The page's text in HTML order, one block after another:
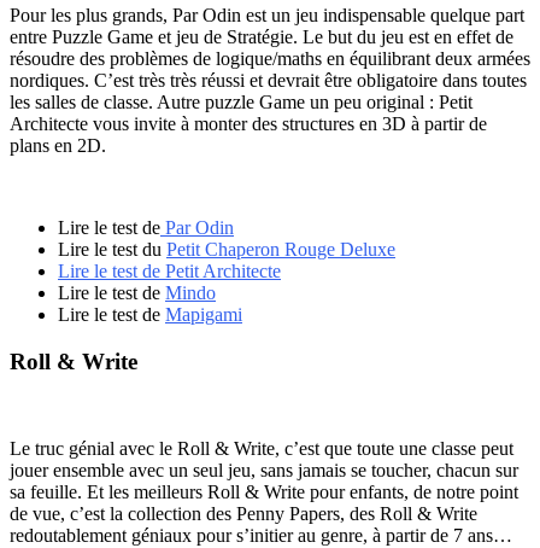
Pour les plus grands, Par Odin est un jeu indispensable quelque part
entre Puzzle Game et jeu de Stratégie. Le but du jeu est en effet de
résoudre des problèmes de logique/maths en équilibrant deux armées
nordiques. C’est très très réussi et devrait être obligatoire dans toutes
les salles de classe. Autre puzzle Game un peu original : Petit
Architecte vous invite à monter des structures en 3D à partir de
plans en 2D.
Lire le test de Par Odin
Lire le test du Petit Chaperon Rouge Deluxe
Lire le test de Petit Architecte
Lire le test de Mindo
Lire le test de Mapigami
Roll & Write
Le truc génial avec le Roll & Write, c’est que toute une classe peut
jouer ensemble avec un seul jeu, sans jamais se toucher, chacun sur
sa feuille. Et les meilleurs Roll & Write pour enfants, de notre point
de vue, c’est la collection des Penny Papers, des Roll & Write
redoutablement géniaux pour s’initier au genre, à partir de 7 ans…